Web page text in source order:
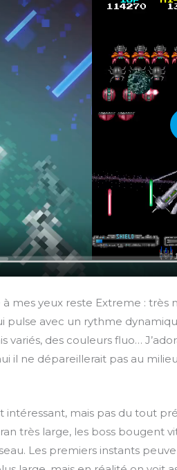
mes yeux reste Extreme :
pulse avec un rythme
variés, des couleurs fluo…
il ne dépareillerait pas au
intéressant, mais pas du tout
très large, les boss bougent
Les premiers instants